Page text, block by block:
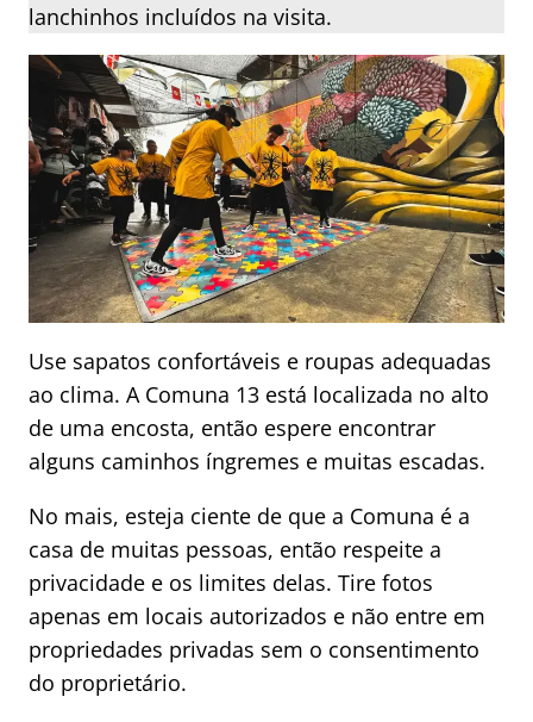
lanchinhos incluídos na visita.
Use sapatos confortáveis e roupas adequadas
ao clima. A Comuna 13 está localizada no alto
de uma encosta, então espere encontrar
alguns caminhos íngremes e muitas escadas.
No mais, esteja ciente de que a Comuna é a
casa de muitas pessoas, então respeite a
privacidade e os limites delas. Tire fotos
apenas em locais autorizados e não entre em
propriedades privadas sem o consentimento
do proprietário.